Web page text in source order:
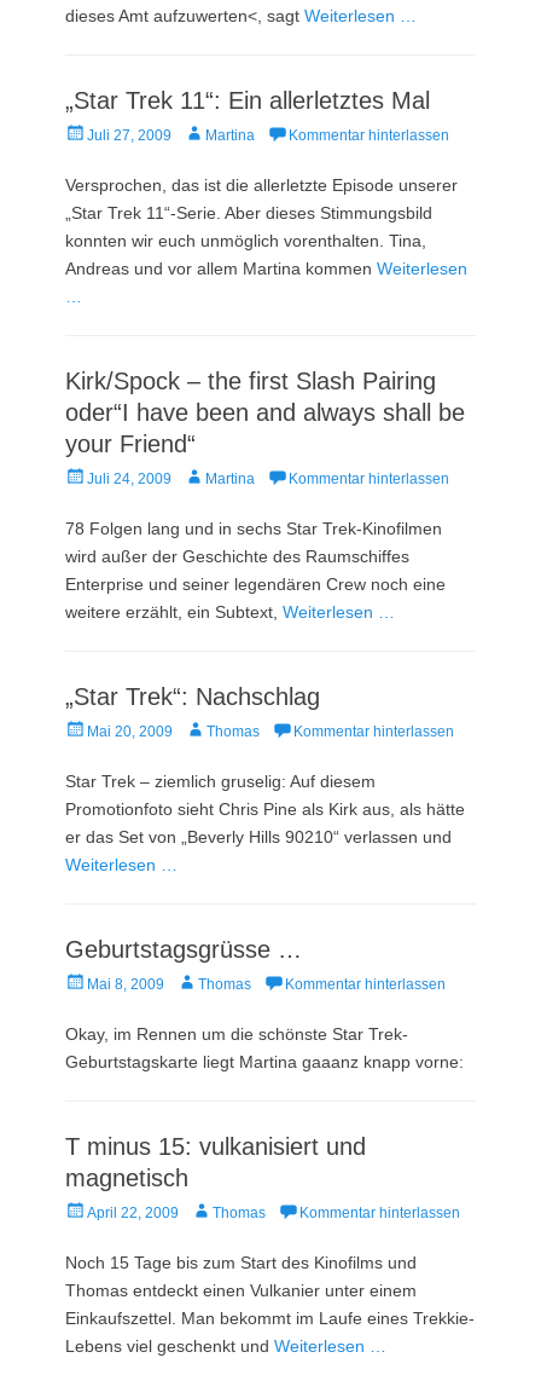
dieses Amt aufzuwerten<, sagt Weiterlesen …
„Star Trek 11“: Ein allerletztes Mal
Veröffentlicht
Juli 27, 2009 AutorMartina Kommentar hinterlassen
Versprochen, das ist die allerletzte Episode unserer
„Star Trek 11“-Serie. Aber dieses Stimmungsbild
konnten wir euch unmöglich vorenthalten. Tina,
Andreas und vor allem Martina kommen Weiterlesen
Kirk/Spock – the first Slash Pairing
oder“I have been and always shall be
your Friend“
Veröffentlicht
Juli 24, 2009 AutorMartina Kommentar hinterlassen
78 Folgen lang und in sechs Star Trek-Kinofilmen
wird außer der Geschichte des Raumschiffes
Enterprise und seiner legendären Crew noch eine
weitere erzählt, ein Subtext, Weiterlesen …
„Star Trek“: Nachschlag
Veröffentlicht
Mai 20, 2009 AutorThomas Kommentar hinterlassen
Star Trek – ziemlich gruselig: Auf diesem
Promotionfoto sieht Chris Pine als Kirk aus, als hätte
er das Set von „Beverly Hills 90210“ verlassen und
Weiterlesen …
Geburtstagsgrüsse …
Veröffentlicht
Mai 8, 2009 AutorThomas Kommentar hinterlassen
Okay, im Rennen um die schönste Star Trek-
Geburtstagskarte liegt Martina gaaanz knapp vorne:
T minus 15: vulkanisiert und
magnetisch
Veröffentlicht
April 22, 2009 AutorThomas Kommentar hinterlassen
Noch 15 Tage bis zum Start des Kinofilms und
Thomas entdeckt einen Vulkanier unter einem
Einkaufszettel. Man bekommt im Laufe eines Trekkie-
Lebens viel geschenkt und Weiterlesen …